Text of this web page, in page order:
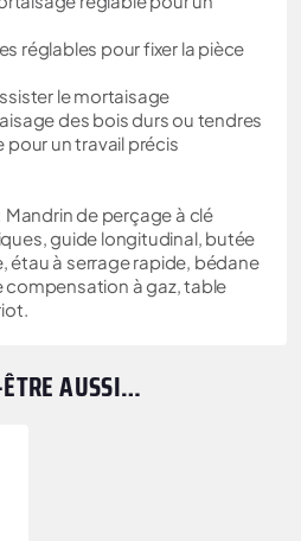
réglables pour fixer la pièce
le mortaisage
des bois durs ou tendres
pour un travail précis
Mandrin de perçage à clé
guide longitudinal, butée
étau à serrage rapide, bédane
compensation à gaz, table
AUSSI…